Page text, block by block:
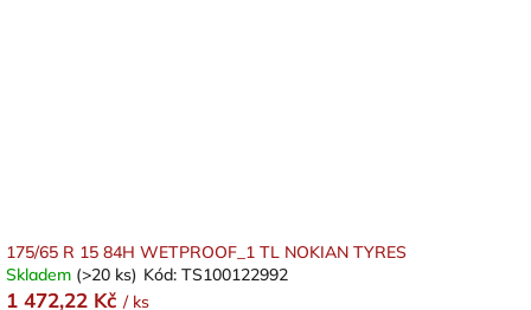
175/65 R 15 84H WETPROOF_1 TL NOKIAN TYRES
Skladem (>20 ks) Kód: TS100122992
1 472,22 Kč / ks